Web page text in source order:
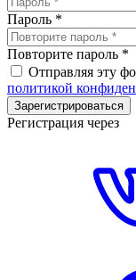
Пароль *
Повторите пароль *
Отправляя эту
политикой
Зарегистрироваться
Регистрация через